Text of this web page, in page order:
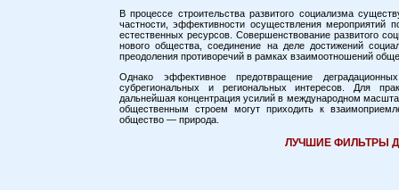
В процессе строительства развитого социализма
частности, эффективности осуществления мероприятий
естественных ресурсов. Совершенствование развитого
нового общества, соединение на деле достижений
преодоления противоречий в рамках взаимоотношений
Однако эффективное предотвращение
субрегиональных и региональных интересов. Для
дальнейшая концентрация усилий в международном
общественным строем могут приходить к
общество — природа.
ЛУЧШИЕ ФИЛЬТРЫ